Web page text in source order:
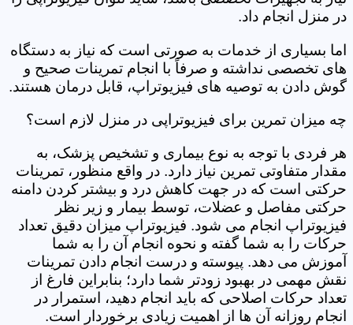
در منزل انجام داد.
اما بسیاری از خدمات به صورتی است که نیاز به دستگاه
های تخصصی نداشته و صرفاً با انجام تمرینات صحیح و
گوش دادن به توصیه های فیزیوتراپ، قابل درمان هستند.
چه میزان تمرین برای فیزیوتراپی در منزل لازم است؟
هر فردی با توجه به نوع بیماری و تشخیص پزشک، به
مقدار متفاوتی تمرین نیاز دارد. در واقع منظور، تمرینات
حرکتی است که در جهت کاهش درد و بیشتر کردن دامنه
حرکتی مفاصل و عضلات، توسط بیمار و زیر نظر
فیزیوتراپ انجام می شود. فیزیوتراپ میزان دقیق تعداد
حرکات را به شما گفته و نحوه انجام آن را به شما
آموزش می دهد. پیوسته و درست انجام دادن تمرینات
نقش مهمی در بهبود زودتر شما دارد؛ بنابراین فارغ از
تعداد حرکات اصلاحی که باید انجام دهید، استمرار در
انجام روزانه آن ها از اهمیت زیادی برخوردار است.